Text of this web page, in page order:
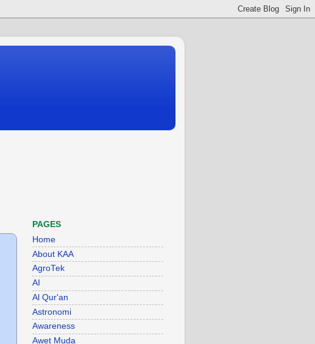
PAGES
Home
About KAA
AgroTek
AI
Al Qur'an
Astronomi
Awareness
Awet Muda